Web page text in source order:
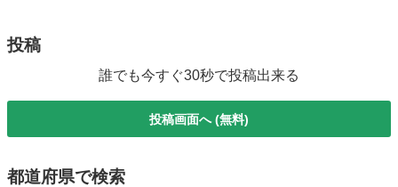
投稿
誰でも今すぐ30秒で投稿出来る
投稿画面へ (無料)
都道府県で検索